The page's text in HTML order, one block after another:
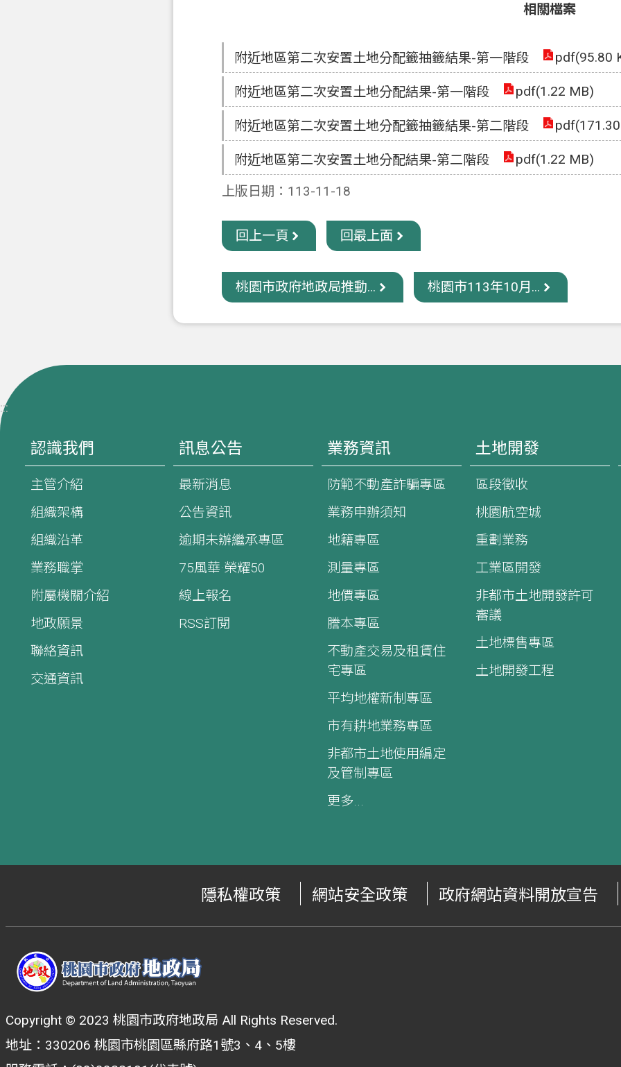
相關檔案
附近地區第二次安置土地分配籤抽籤結果-第一階段 pdf(95.80
附近地區第二次安置土地分配結果-第一階段 pdf(1.22 MB)
附近地區第二次安置土地分配籤抽籤結果-第二階段
附近地區第二次安置土地分配結果-第二階段
pdf(1.22 MB)
上版日期：113-11-18
回上一頁 回最上面
桃園市政府地政局推動... 桃園市113年10月...
:::
認識我們
主管介紹
組織架構
組織沿革
業務職掌
附屬機關介紹
地政願景
聯絡資訊
交通資訊
訊息公告
最新消息
公告資訊
逾期未辦繼承專區
75風華·榮耀50
線上報名
RSS訂閱
業務資訊
防範不動產詐騙專區
業務申辦須知
地籍專區
測量專區
地價專區
謄本專區
不動產交易及租賃住
宅專區
平均地權新制專區
市有耕地業務專區
非都市土地使用編定
及管制專區
更多...
土地開發
區段徵收
桃園航空城
重劃業務
工業區開發
非都市土地開發許可
審議
土地標售專區
土地開發工程
隱私權政策 網站安全政策 政府網站資料開放宣告
Copyright © 2023 桃園市政府地政局 All Rights Reserved.
地址：330206 桃園市桃園區縣府路1號3、4、5樓